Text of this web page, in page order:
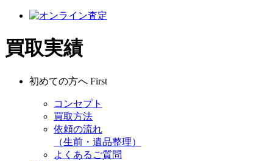
買取実績
初めての方へ First
コンセプト
買取方法
依頼の流れ
（生前・遺品整理）
よくあるご質問